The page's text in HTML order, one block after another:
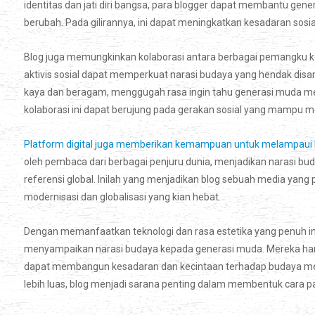
identitas dan jati diri bangsa, para blogger dapat membantu
berubah. Pada gilirannya, ini dapat meningkatkan kesadaran
Blog juga memungkinkan kolaborasi antara berbagai pemangku
aktivis sosial dapat memperkuat narasi budaya yang hendak
kaya dan beragam, menggugah rasa ingin tahu generasi muda
kolaborasi ini dapat berujung pada gerakan sosial yang mampu
Platform digital juga memberikan kemampuan untuk melampaui
oleh pembaca dari berbagai penjuru dunia, menjadikan narasi
referensi global. Inilah yang menjadikan blog sebuah media
modernisasi dan globalisasi yang kian hebat.
Dengan memanfaatkan teknologi dan rasa estetika yang penuh
menyampaikan narasi budaya kepada generasi muda. Mereka
dapat membangun kesadaran dan kecintaan terhadap budaya
lebih luas, blog menjadi sarana penting dalam membentuk cara